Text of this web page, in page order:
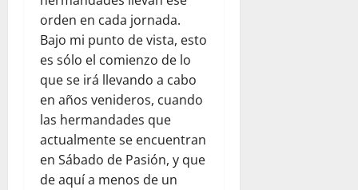
orden en cada jornada.
Bajo mi punto de vista, esto
es sólo el comienzo de lo
que se irá llevando a cabo
en años venideros, cuando
las hermandades que
actualmente se encuentran
en Sábado de Pasión, y que
de aquí a menos de un